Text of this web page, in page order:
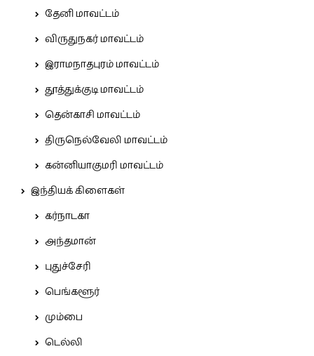
தேனி மாவட்டம்
விருதுநகர் மாவட்டம்
இராமநாதபுரம் மாவட்டம்
தூத்துக்குடி மாவட்டம்
தென்காசி மாவட்டம்
திருநெல்வேலி மாவட்டம்
கன்னியாகுமரி மாவட்டம்
இந்தியக் கிளைகள்
கர்நாடகா
அந்தமான்
புதுச்சேரி
பெங்களூர்
மும்பை
டெல்லி